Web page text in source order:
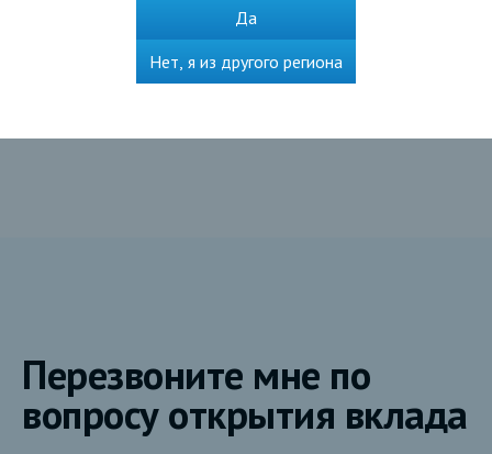
Тарифы за пользование индивидуальными
банковскими сейфами в АО _БАНК СГБ
Перезвоните мне по
вопросу открытия вклада
Да
Нет, я из другого региона